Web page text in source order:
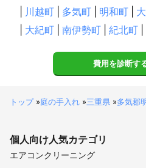
川越町 多気町 明和町
大紀町 南伊勢町 紀北町
費用を診断す
トップ»庭の手入れ »三重県 »多気郡
個人向け人気カテゴリ
エアコンクリーニング